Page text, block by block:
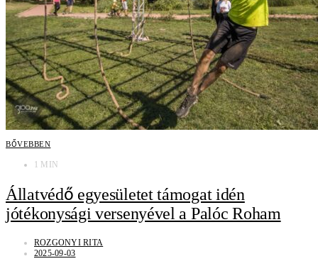
BŐVEBBEN
1 MIN
Állatvédő egyesületet támogat idén
jótékonysági versenyével a Palóc Roham
ROZGONYI RITA
2025-09-03